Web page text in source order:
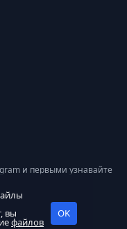
и первыми узнавайте
вы
файлов
OK